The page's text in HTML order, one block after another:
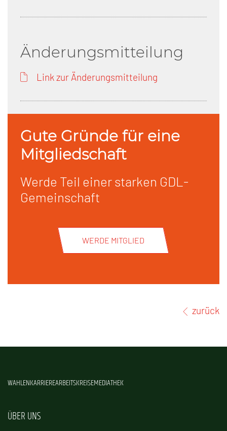
Änderungsmitteilung
Link zur Änderungsmitteilung
Gute Gründe für eine
Mitgliedschaft
Werde Teil einer starken GDL-
Gemeinschaft
WERDE MITGLIED
zurück
WAHLENKARRIEREARBEITSKREISEMEDIATHEK
ÜBER UNS